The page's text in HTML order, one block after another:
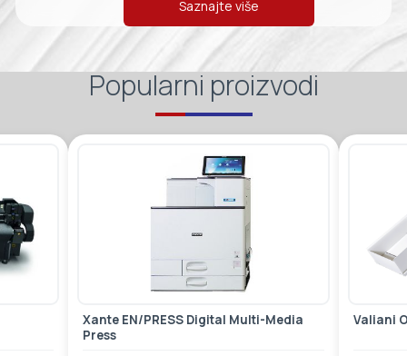
Saznajte više
Popularni proizvodi
Xante EN/PRESS Digital Multi-Media
Press
Valiani